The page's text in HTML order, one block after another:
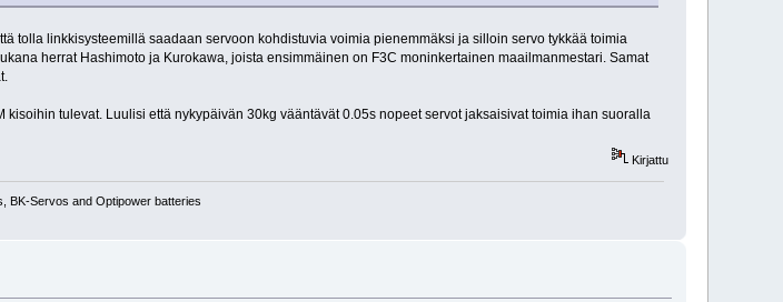
tolla linkkisysteemillä saadaan servoon kohdistuvia voimia pienemmäksi ja silloin servo tykkää toimia
herrat Hashimoto ja Kurokawa, joista ensimmäinen on F3C moninkertainen maailmanmestari. Samat
tulevat. Luulisi että nykypäivän 30kg vääntävät 0.05s nopeet servot jaksaisivat toimia ihan suoralla
Kirjattu
BK-Servos and Optipower batteries